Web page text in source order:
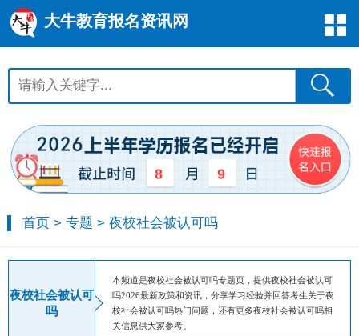
大牛教育报名资讯网
8 9
首页 >专题 >夜校社会被认可吗
夜校社会被认可
吗
本频道是夜校社会被认可吗专题页，提供夜校社会被认可
吗2026最新政策和资讯，分享学习经验并回答考生关于夜
校社会被认可吗热门问题，还有更多夜校社会被认可吗相
关信息供大家参考。